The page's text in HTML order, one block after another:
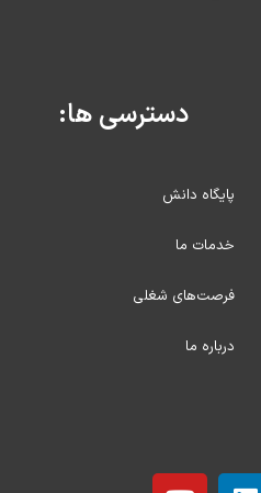
دسترسی ها:
پایگاه دانش
خدمات ما
فرصت‌های شغلی
درباره ما